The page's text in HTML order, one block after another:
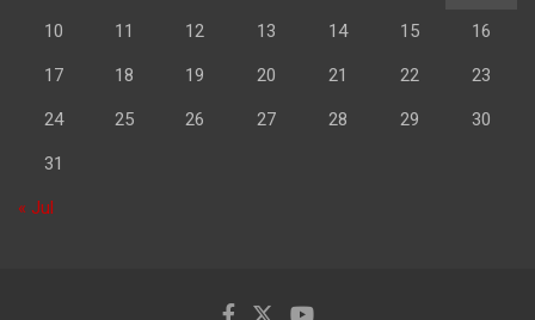
10 11 12 13 14 15 16
17 18 19 20 21 22 23
24 25 26 27 28 29 30
31
« Jul